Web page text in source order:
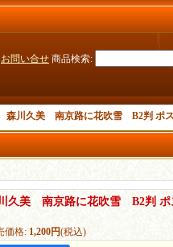
お問い合せ 商品検索:
森川久美 南京路に花吹雪 B2判 ポ
久美 南京路に花吹雪 B2判 ポ
価格: 1,200円(税込)